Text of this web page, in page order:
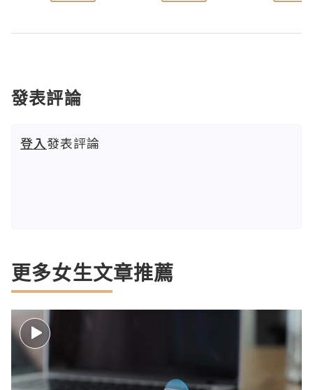
發表評論
登入發表評論
更多女生文章推薦